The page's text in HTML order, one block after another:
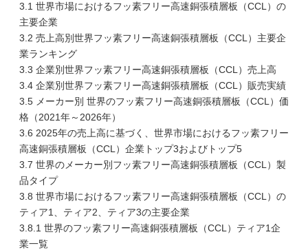
3.1 世界市場におけるフッ素フリー高速銅張積層板（CCL）の
主要企業
3.2 売上高別世界フッ素フリー高速銅張積層板（CCL）主要企
業ランキング
3.3 企業別世界フッ素フリー高速銅張積層板（CCL）売上高
3.4 企業別世界フッ素フリー高速銅張積層板（CCL）販売実績
3.5 メーカー別 世界のフッ素フリー高速銅張積層板（CCL）価
格（2021年～2026年）
3.6 2025年の売上高に基づく、世界市場におけるフッ素フリー
高速銅張積層板（CCL）企業トップ3およびトップ5
3.7 世界のメーカー別フッ素フリー高速銅張積層板（CCL）製
品タイプ
3.8 世界市場におけるフッ素フリー高速銅張積層板（CCL）の
ティア1、ティア2、ティア3の主要企業
3.8.1 世界のフッ素フリー高速銅張積層板（CCL）ティア1企
業一覧